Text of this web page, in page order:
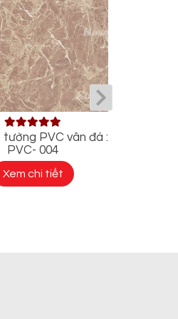
PVC vân đá :
PVC- 004
Xem chi tiết